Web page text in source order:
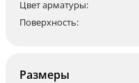
Цвет арматуры:
Поверхность:
Размеры